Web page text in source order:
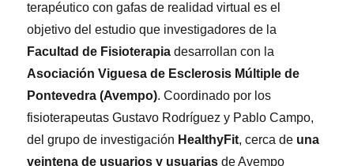
terapéutico con gafas de realidad virtual es el
objetivo del estudio que investigadores de la
Facultad de Fisioterapia desarrollan con la
Asociación Viguesa de Esclerosis Múltiple de
Pontevedra (Avempo). Coordinado por los
fisioterapeutas Gustavo Rodríguez y Pablo Campo,
del grupo de investigación HealthyFit, cerca de una
veintena de usuarios y usuarias de Avempo